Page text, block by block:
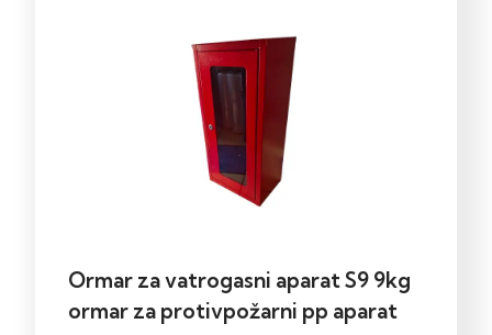
Ormar za vatrogasni aparat S9 9kg
ormar za protivpožarni pp aparat